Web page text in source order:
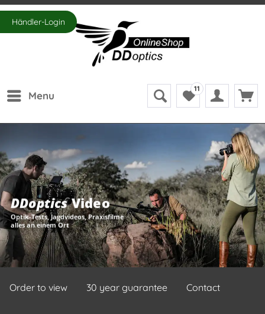
Händler-Login
Menu
11
DDopticsVideo
Optik-Tests, Jagdvideos, Praxisfilme
alles an einem Ort
Order to view 30 year guarantee Contact